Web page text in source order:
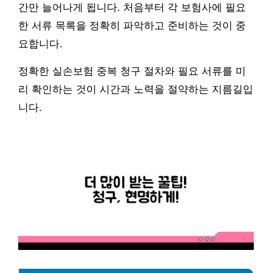
간만 늘어나게 됩니다. 처음부터 각 보험사에 필요
한 서류 목록을 정확히 파악하고 준비하는 것이 중
요합니다.
정확한 실손보험 중복 청구 절차와 필요 서류를 미
리 확인하는 것이 시간과 노력을 절약하는 지름길입
니다.